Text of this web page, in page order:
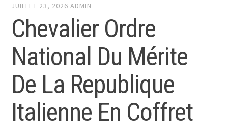
JUILLET 23, 2026 ADMIN
Chevalier Ordre
National Du Mérite
De La Republique
Italienne En Coffret